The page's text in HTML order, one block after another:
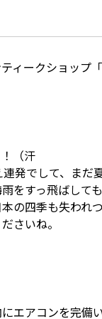
ィークショップ「
（汗
発でして、ま
をすっ飛ばして
の四季も失われ
さいね。
エアコンを完備